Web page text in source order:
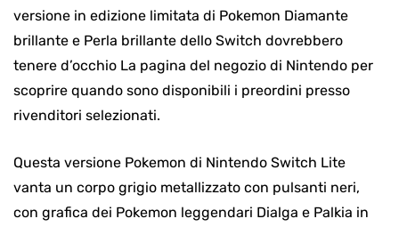
versione in edizione limitata di Pokemon Diamante
brillante e Perla brillante dello Switch dovrebbero
tenere d’occhio La pagina del negozio di Nintendo per
scoprire quando sono disponibili i preordini presso
rivenditori selezionati.
Questa versione Pokemon di Nintendo Switch Lite
vanta un corpo grigio metallizzato con pulsanti neri,
con grafica dei Pokemon leggendari Dialga e Palkia in